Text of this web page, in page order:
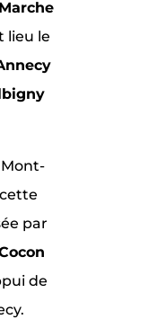
lieu le
par
de